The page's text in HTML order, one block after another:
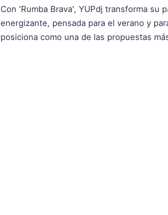
Con 'Rumba Brava', YUPdj transforma su
energizante, pensada para el verano y
posiciona como una de las propuestas